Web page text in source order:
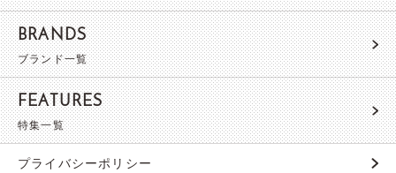
BRANDS
ブランド一覧
FEATURES
特集一覧
プライバシーポリシー